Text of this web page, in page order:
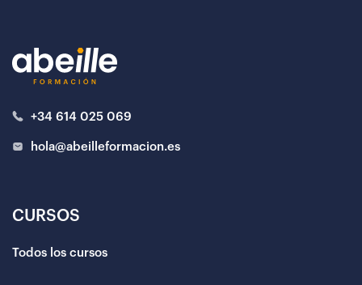
+34 614 025 069
hola@abeilleformacion.es
CURSOS
Todos los cursos